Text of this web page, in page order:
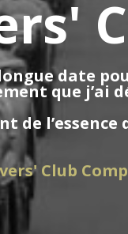
date
que j’ai
de
Club